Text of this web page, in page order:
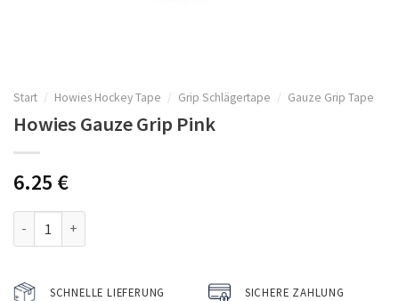
Start / Howies Hockey Tape / Grip Schlägertape / Gauze Grip Tape
Howies Gauze Grip Pink
6.25 €
SCHNELLE LIEFERUNG SICHERE ZAHLUNG